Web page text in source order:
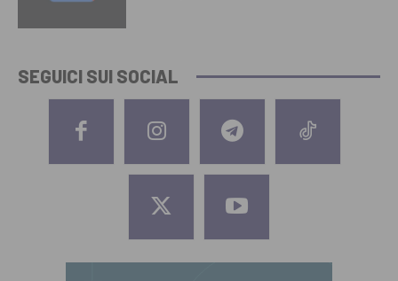
SEGUICI SUI SOCIAL